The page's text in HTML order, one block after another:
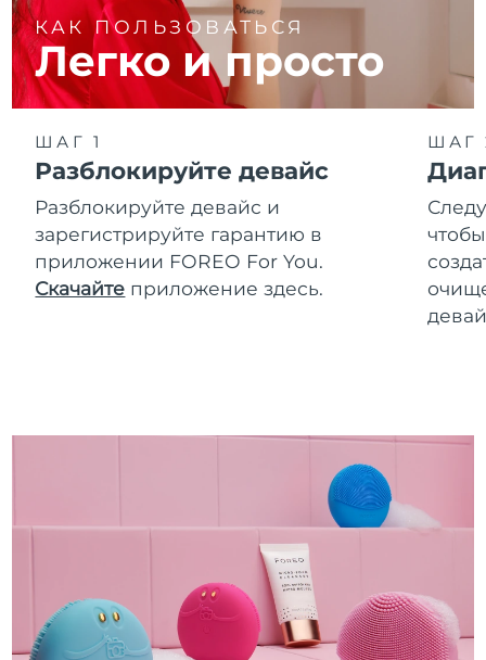
КАК ПОЛЬЗОВАТЬСЯ
Легко и просто
ШАГ 1
Разблокируйте девайс
Разблокируйте девайс и
зарегистрируйте гарантию в
приложении FOREO For You.
Скачайте приложение здесь.
ШАГ